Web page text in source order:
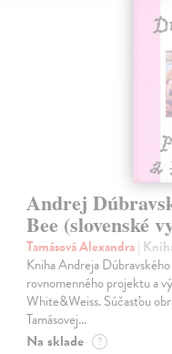
Andrej
Bee (slovenské
Tamásová Alexandra|
Kniha Andreja
rovnomenného projektu a
White&Weiss. Súčasťou
Tamásovej…
Na sklade ?